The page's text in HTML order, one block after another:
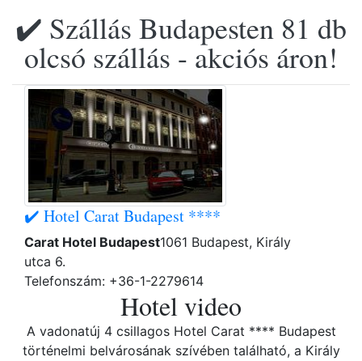
✔️ Szállás Budapesten 81 db
olcsó szállás - akciós áron!
✔️ Hotel Carat Budapest ****
Carat Hotel Budapest1061 Budapest, Király
utca 6.
Telefonszám: +36-1-2279614
Hotel video
A vadonatúj 4 csillagos Hotel Carat **** Budapest
történelmi belvárosának szívében található, a Király